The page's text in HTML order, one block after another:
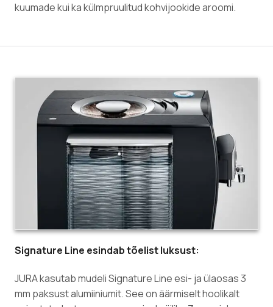
kuumade kui ka külmpruulitud kohvijookide aroomi.
Signature Line esindab tõelist luksust:
JURA kasutab mudeli Signature Line esi- ja ülaosas 3
mm paksust alumiiniumit. See on äärmiselt hoolikalt